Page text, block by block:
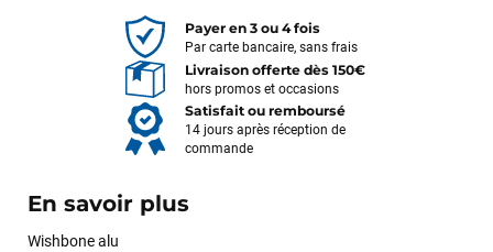
Payer en 3 ou 4 fois
Par carte bancaire, sans frais
Livraison offerte dès 150€
hors promos et occasions
Satisfait ou remboursé
14 jours après réception de
commande
En savoir plus
Wishbone alu